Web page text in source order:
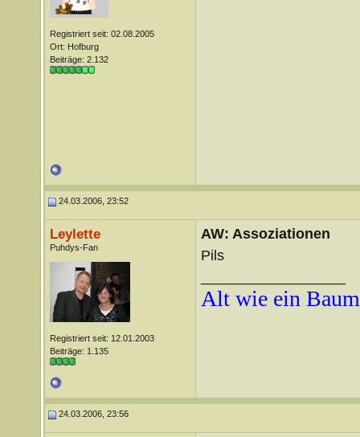
Registriert seit: 02.08.2005
Ort: Hofburg
Beiträge: 2.132
24.03.2006, 23:52
Leylette
Puhdys-Fan
Registriert seit: 12.01.2003
Beiträge: 1.135
AW: Assoziationen
Pils
Alt wie ein
24.03.2006, 23:56